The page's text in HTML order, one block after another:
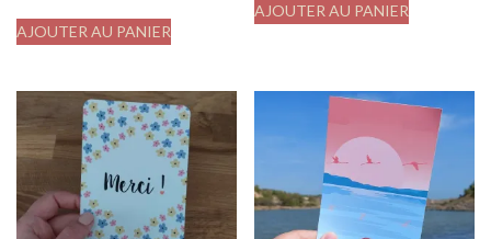
AJOUTER AU PANIER
AJOUTER AU PANIER